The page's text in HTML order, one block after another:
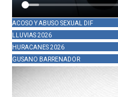
ACOSO Y ABUSO SEXUAL DIF
LLUVIAS 2026
HURACANES 2026
GUSANO BARRENADOR